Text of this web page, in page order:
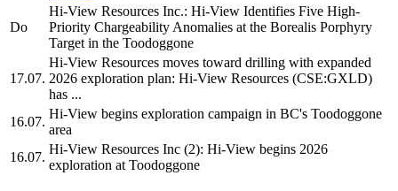
Do
Hi-View Resources Inc.: Hi-View Identifies Five High-
Priority Chargeability Anomalies at the Borealis Porphyry
Target in the Toodoggone
17.07.
Hi-View Resources moves toward drilling with expanded
2026 exploration plan: Hi-View Resources (CSE:GXLD)
has ...
16.07.
Hi-View begins exploration campaign in BC's Toodoggone
area
16.07.
Hi-View Resources Inc (2): Hi-View begins 2026
exploration at Toodoggone